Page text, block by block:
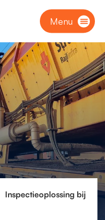
Menu
Inspectieoplossing bij